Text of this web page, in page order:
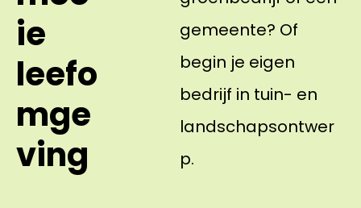
ie
leefo
mge
ving
gemeente? Of
begin je eigen
bedrijf in tuin- en
landschapsontwer
p.